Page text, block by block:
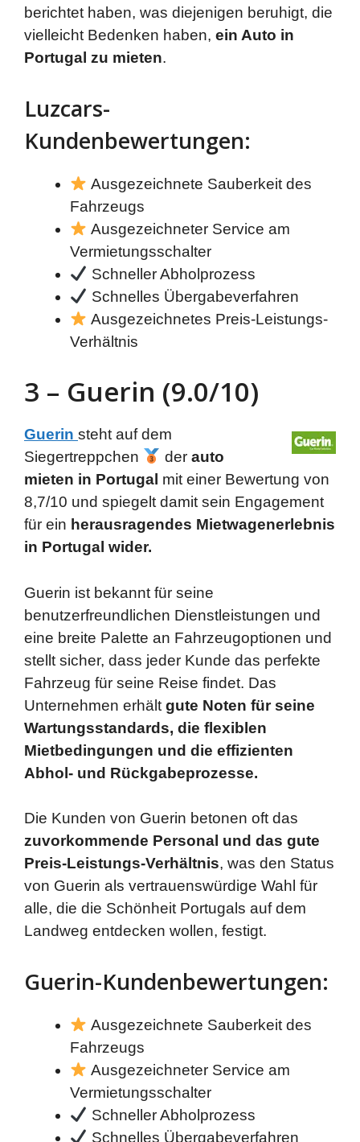
berichtet haben, was diejenigen beruhigt, die
vielleicht Bedenken haben, ein Auto in
Portugal zu mieten.
Luzcars-
Kundenbewertungen:
Ausgezeichnete Sauberkeit des
Fahrzeugs
Ausgezeichneter Service am
Vermietungsschalter
Schneller Abholprozess
Schnelles Übergabeverfahren
Ausgezeichnetes Preis-Leistungs-
Verhältnis
3 – Guerin (9.0/10)
Guerin steht auf dem
Siegertreppchen
der auto
mieten in Portugal mit einer Bewertung von
8,7/10 und spiegelt damit sein Engagement
für ein herausragendes Mietwagenerlebnis
in Portugal wider.
Guerin ist bekannt für seine
benutzerfreundlichen Dienstleistungen und
eine breite Palette an Fahrzeugoptionen und
stellt sicher, dass jeder Kunde das perfekte
Fahrzeug für seine Reise findet. Das
Unternehmen erhält gute Noten für seine
Wartungsstandards, die flexiblen
Mietbedingungen und die effizienten
Abhol- und Rückgabeprozesse.
Die Kunden von Guerin betonen oft das
zuvorkommende Personal und das gute
Preis-Leistungs-Verhältnis, was den Status
von Guerin als vertrauenswürdige Wahl für
alle, die die Schönheit Portugals auf dem
Landweg entdecken wollen, festigt.
Guerin-Kundenbewertungen:
Ausgezeichnete Sauberkeit des
Fahrzeugs
Ausgezeichneter Service am
Vermietungsschalter
Schneller Abholprozess
Schnelles Übergabeverfahren